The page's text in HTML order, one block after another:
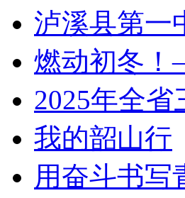
泸溪县第
燃动初冬
2025年全
我的韶山行
用奋斗书写